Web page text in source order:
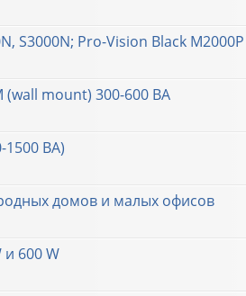
S3000N; Pro-Vision Black M2000P
(wall mount) 300-600 ВА
1500 ВА)
домов и малых офисов
и 600 W